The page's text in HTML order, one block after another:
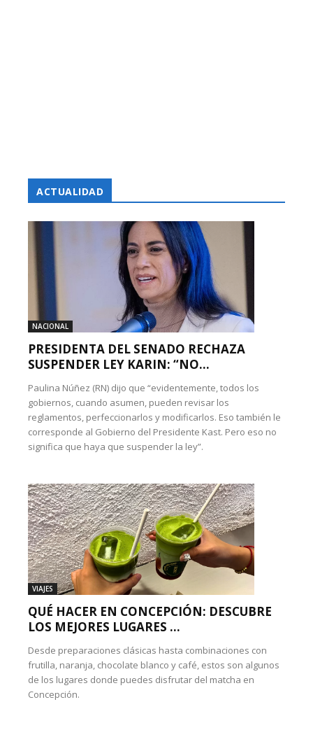
ACTUALIDAD
NACIONAL
PRESIDENTA DEL SENADO RECHAZA
SUSPENDER LEY KARIN: “NO...
Paulina Núñez (RN) dijo que “evidentemente, todos los
gobiernos, cuando asumen, pueden revisar los
reglamentos, perfeccionarlos y modificarlos. Eso también le
corresponde al Gobierno del Presidente Kast. Pero eso no
significa que haya que suspender la ley”.
VIAJES
QUÉ HACER EN CONCEPCIÓN: DESCUBRE
LOS MEJORES LUGARES ...
Desde preparaciones clásicas hasta combinaciones con
frutilla, naranja, chocolate blanco y café, estos son algunos
de los lugares donde puedes disfrutar del matcha en
Concepción.